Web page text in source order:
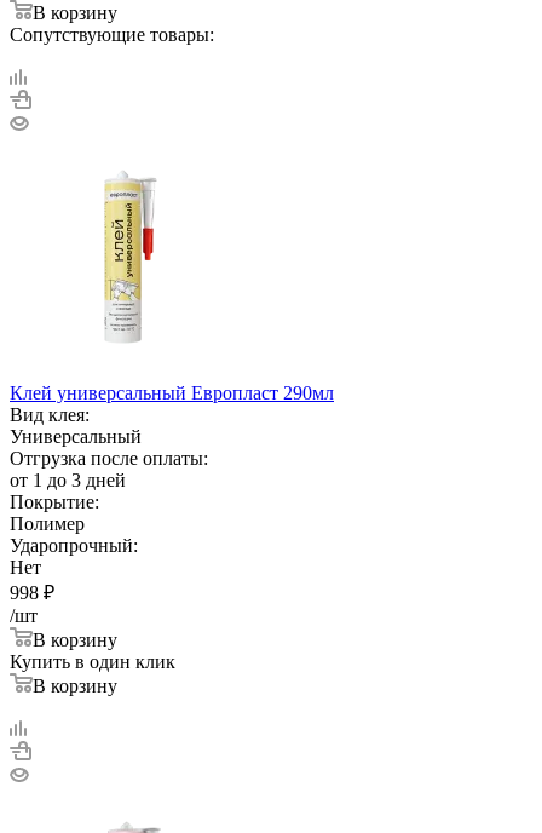
В корзину
Сопутствующие товары:
Клей универсальный Европласт 290мл
Вид клея:
Универсальный
Отгрузка после оплаты:
от 1 до 3 дней
Покрытие:
Полимер
Ударопрочный:
Нет
998 ₽
/шт
В корзину
Купить в один клик
В корзину